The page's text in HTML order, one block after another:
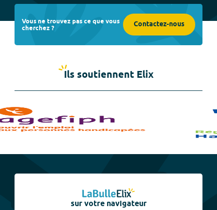
Vous ne trouvez pas ce que vous
cherchez ? Contactez-nous
Ils soutiennent Elix
sur votre navigateur